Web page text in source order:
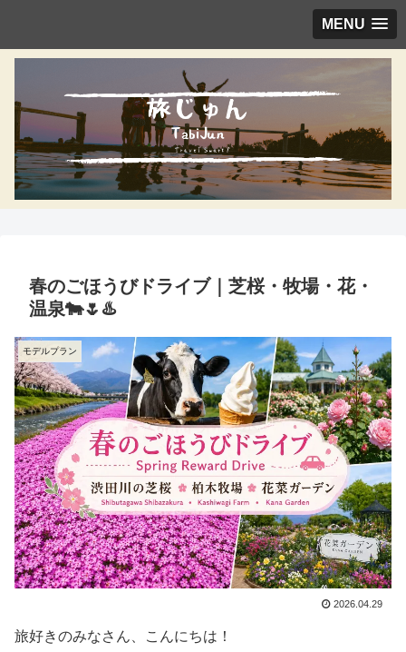
MENU
春のごほうびドライブ｜芝桜・牧場・花・
温泉🐄🌷♨️
モデルプラン
2026.04.29
旅好きのみなさん、こんにちは！